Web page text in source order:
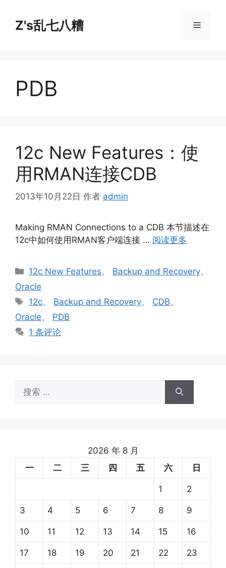
Z's乱七八糟 菜
PDB
12c New Features：使
用RMAN连接CDB
2013年10月22日 作者 admin
Making RMAN Connections to a CDB 本节描述在
12c中如何使用RMAN客户端连接 … 阅读更多
分
类
12c New Features、 Backup and Recovery、
Oracle
标
签
12c、 Backup and Recovery、 CDB、
Oracle、 PDB
1 条评论
索：
2026 年 8 月
一
二 三 四 五 六 日
1 2
3 4 5 6 7 8 9
10 11 12 13 14 15 16
17 18 19 20 21 22 23